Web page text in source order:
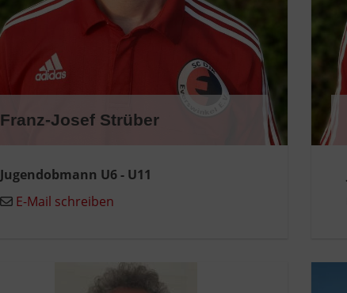
Franz-Josef Strüber
Jugendobmann U6 - U11
E-Mail schreiben